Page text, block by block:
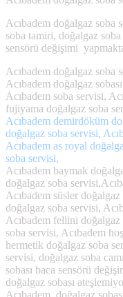
Acıbadem doğalgaz soba
soba tamiri, doğalgaz
sensörü değişimi
Acıbadem doğalgaz soba
Acıbadem doğalgaz
Acıbadem soba servisi,
fujiyama doğalgaz soba
Acıbadem demirdöküm
doğalgaz soba servisi,
Acıbadem as royal
soba servisi,
Acıbadem baymak
doğalgaz soba
Acıbadem süsler
doğalgaz soba servisi,
Acıbadem fellini
soba servisi, Acıbadem
hermetik doğalgaz soba
servisi, doğalgaz soba
sobası baca sensörü
doğalgaz sobası
Acıbadem, doğalgaz